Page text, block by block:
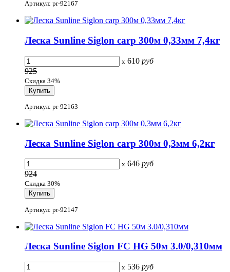
Артикул: pr-92167
Леска Sunline Siglon carp 300м 0,33мм 7,4кг
x 610 руб
925
Скидка 34%
Артикул: pr-92163
Леска Sunline Siglon carp 300м 0,3мм 6,2кг
x 646 руб
924
Скидка 30%
Артикул: pr-92147
Леска Sunline Siglon FC HG 50м 3.0/0,310мм
x 536 руб